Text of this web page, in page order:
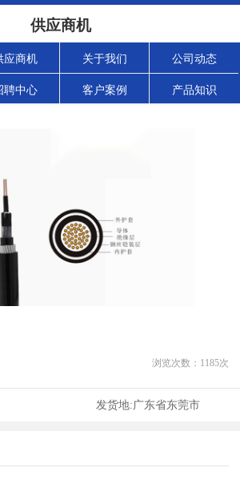
供应商机
应商机 关于我们 公司动态
聘中心 客户案例 产品知识
浏览次数： 1185次
发货地:广东省东莞市